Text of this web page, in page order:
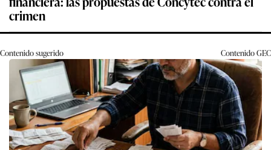
crimen
Contenido sugerido ContenidoGEC